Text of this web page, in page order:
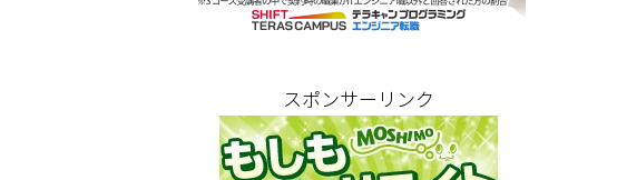
スポンサーリンク